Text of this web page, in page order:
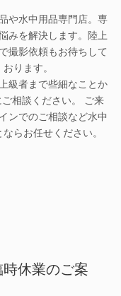
や水中用品専門店。専
みを解決します。陸上
撮影依頼もお待ちして
おります。
級者まで些細なことか
ご相談ください。 ご来
ンでのご相談など水中
らお任せください。
休業のご案